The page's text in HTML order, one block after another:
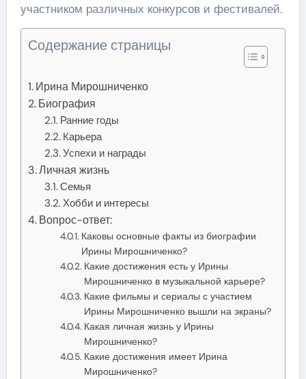
участником различных конкурсов и фестивалей.
Содержание страницы
Ирина Мирошниченко
Биография
Ранние годы
Карьера
Успехи и награды
Личная жизнь
Семья
Хобби и интересы
Вопрос-ответ:
Каковы основные факты из биографии
Ирины Мирошниченко?
Какие достижения есть у Ирины
Мирошниченко в музыкальной карьере?
Какие фильмы и сериалы с участием
Ирины Мирошниченко вышли на экраны?
Какая личная жизнь у Ирины
Мирошниченко?
Какие достижения имеет Ирина
Мирошниченко?